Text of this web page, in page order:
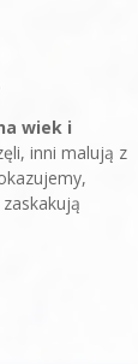
wiek i
inni malują z